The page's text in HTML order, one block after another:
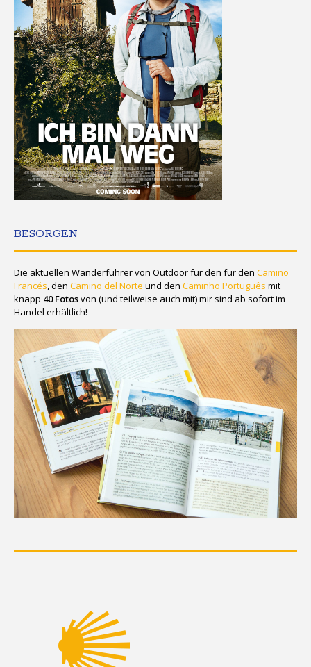
BESORGEN
Die aktuellen Wanderführer von Outdoor für den für den Camino
Francés, den Camino del Norte und den Caminho Português mit
knapp 40 Fotosvon (und teilweise auch mit) mir sind ab sofort im
Handel erhältlich!